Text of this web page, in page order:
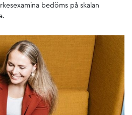
bedöms på skalan